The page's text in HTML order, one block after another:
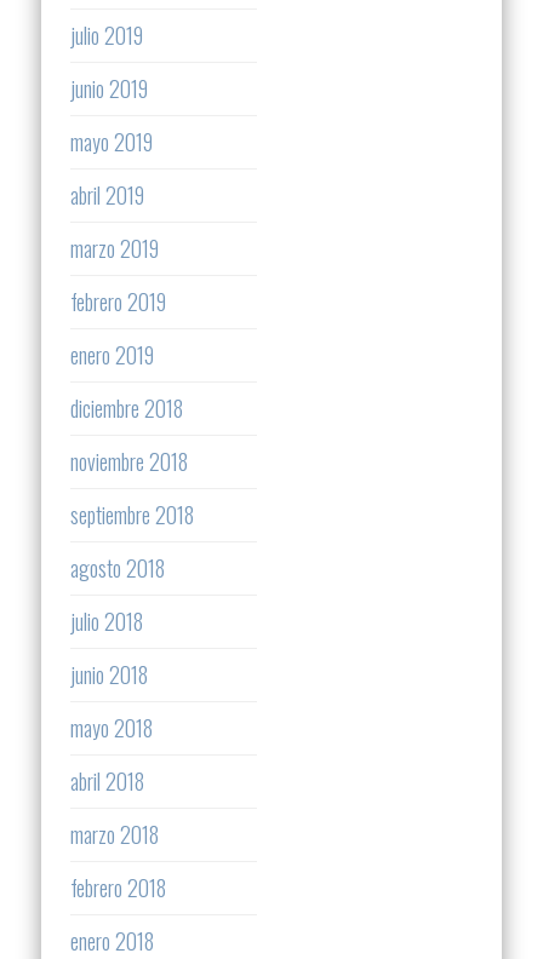
julio 2019
junio 2019
mayo 2019
abril 2019
marzo 2019
febrero 2019
enero 2019
diciembre 2018
noviembre 2018
septiembre 2018
agosto 2018
julio 2018
junio 2018
mayo 2018
abril 2018
marzo 2018
febrero 2018
enero 2018